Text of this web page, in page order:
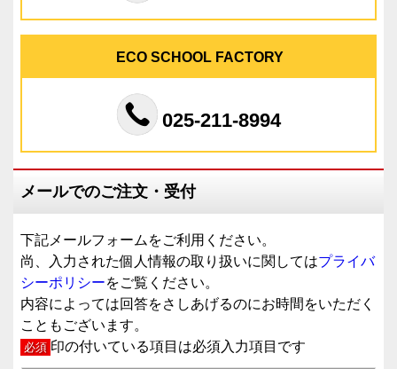
ECO SCHOOL FACTORY
025-211-8994
メールでのご注文・受付
下記メールフォームをご利用ください。
尚、入力された個人情報の取り扱いに関してはプライバ
シーポリシーをご覧ください。
内容によっては回答をさしあげるのにお時間をいただく
こともございます。
必須 印の付いている項目は必須入力項目です